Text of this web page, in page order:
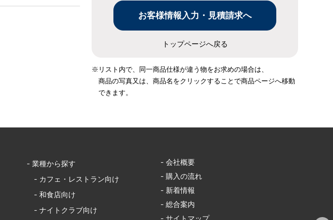
トップページへ戻る
※リスト内で、同一商品仕様が違う物をお求めの場合は、
商品の写真又は、商品名をクリックすることで商品ページへ移動
できます。
- 業種から探す
- カフェ・レストラン向け
- 和食店向け
- ナイトクラブ向け
- 会社概要
- 購入の流れ
- 新着情報
- 総合案内